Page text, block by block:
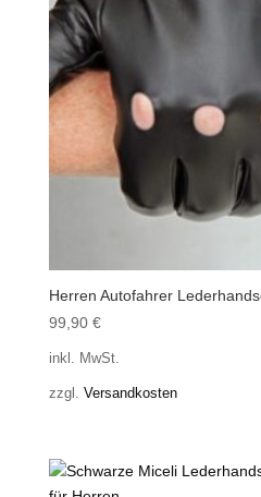
Herren Autofahrer
99,90 €
inkl. MwSt.
zzgl. Versandkosten